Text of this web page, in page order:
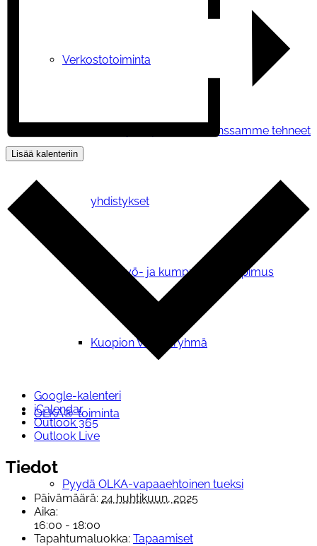
Verkostotoiminta
Yhteistyosopimuksen kanssamme tehneet
yhdistykset
Yhteistyö- ja kumppanuussopimus
Kuopion Valikkoryhmä
OLKA®-toiminta
Pyydä OLKA-vapaaehtoinen tueksi
Lisää kalenteriin
Google-kalenteri
iCalendar
Outlook 365
Outlook Live
Tiedot
Päivämäärä: 24 huhtikuun, 2025
Aika:
16:00 - 18:00
Tapahtumaluokka: Tapaamiset